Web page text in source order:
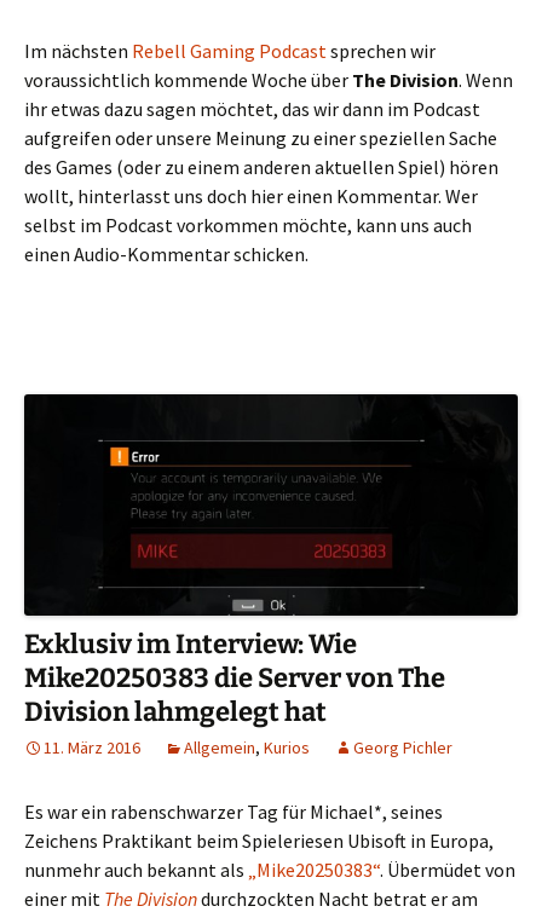
Im nächsten Rebell Gaming Podcastsprechen wir
voraussichtlich kommende Woche über The Division. Wenn
ihr etwas dazu sagen möchtet, das wir dann im Podcast
aufgreifen oder unsere Meinung zu einer speziellen Sache
des Games (oder zu einem anderen aktuellen Spiel) hören
wollt, hinterlasst uns doch hier einen Kommentar. Wer
selbst im Podcast vorkommen möchte, kann uns auch
einen Audio-Kommentar schicken.
Exklusiv im Interview: Wie
Mike20250383 die Server von The
Division lahmgelegt hat
11. März 2016 Allgemein, Kurios Georg Pichler
Es war ein rabenschwarzer Tag für Michael*, seines
Zeichens Praktikant beim Spieleriesen Ubisoft in Europa,
nunmehr auch bekannt als „Mike20250383“. Übermüdet von
einer mit The Divisiondurchzockten Nacht betrat er am